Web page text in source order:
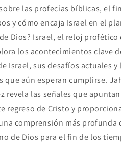
las profecías bíblicas, el
y cómo encaja Israel en el
Dios? Israel, el reloj profético
los acontecimientos clave
Israel, sus desafíos actuales y
que aún esperan cumplirse.
revela las señales que
regreso de Cristo y
comprensión más profunda
de Dios para el fin de los